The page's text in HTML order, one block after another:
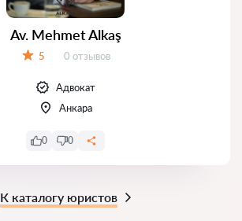
Av. Mehmet Alkaş
5 Отзывов:
0 отзывов
Адвокат
Анкара
0 0
К каталогу юристов